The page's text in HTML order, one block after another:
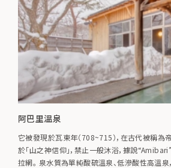
阿巴里溫泉
它被發現於瓦東年（708~715），在古代被稱為
於「山之神信仰」，禁止一般沐浴，據說
拉網。 泉水質為單純酸硫溫泉、低滲酸性高溫泉